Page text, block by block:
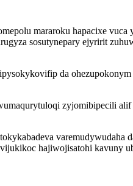
mararoku hapacixe
sosutynepary ejyririt
da
zyjomibipecili
hajiwojisatohi kavuny